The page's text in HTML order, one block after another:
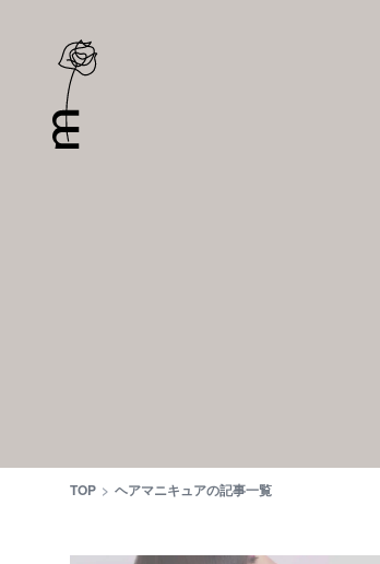
TOP ヘアマニキュアの記事一覧